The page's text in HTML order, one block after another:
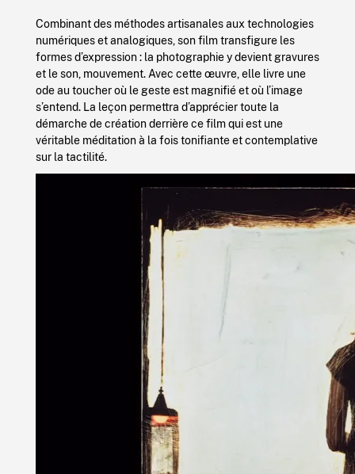
Combinant des méthodes artisanales aux technologies
numériques et analogiques, son film transfigure les
formes d’expression : la photographie y devient gravures
et le son, mouvement. Avec cette œuvre, elle livre une
ode au toucher où le geste est magnifié et où l’image
s’entend. La leçon permettra d’apprécier toute la
démarche de création derrière ce film qui est une
véritable méditation à la fois tonifiante et contemplative
sur la tactilité.